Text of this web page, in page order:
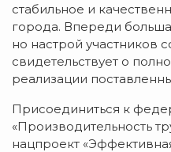
стабильное и
города. Впереди
но настрой участников
свидетельствует о
реализации
Присоединиться к
«Производительность
нацпроект